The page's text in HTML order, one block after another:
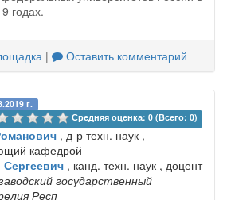
годах.
| Оставить комментарий
г.
Средняя оценка: 0 (Всего: 0)
, д-р техн. наук ,
кафедрой
, канд. техн. наук , доцент
государственный
Респ